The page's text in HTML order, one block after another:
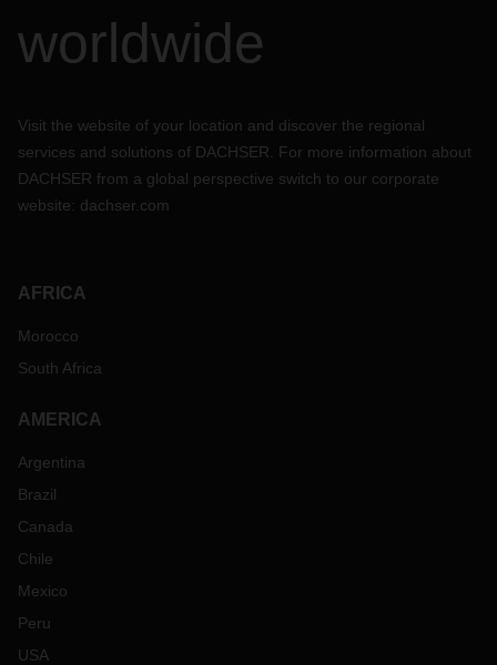
worldwide
Visit the website of your location and discover the regional
services and solutions of DACHSER. For more information about
DACHSER from a global perspective switch to our corporate
website: dachser.com
AFRICA
Morocco
South Africa
AMERICA
Argentina
Brazil
Canada
Chile
Mexico
Peru
USA